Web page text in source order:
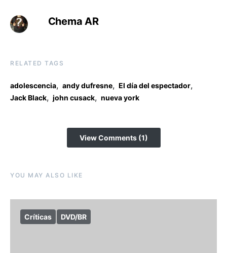
Chema AR
RELATED TAGS
adolescencia, andy dufresne, El día del espectador,
Jack Black, john cusack, nueva york
View Comments (1)
YOU MAY ALSO LIKE
Críticas DVD/BR